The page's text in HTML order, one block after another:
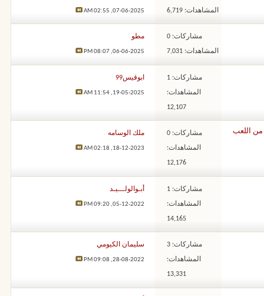
المشاهدات: 6,719 07-06-2025,
02:55 AM
مشاركات: 0
المشاهدات: 7,031
مطو
06-06-2025,
08:07 PM
مشاركات: 1
المشاهدات:
12,107
ابوقيس99
19-05-2025,
11:54 AM
من اللعب مشاركات: 0
المشاهدات:
12,176
ملك الوسامه
18-12-2023,
02:18 AM
مشاركات: 1
المشاهدات:
14,165
أبـوالولـــيـد
05-12-2022,
09:20 PM
مشاركات: 3
المشاهدات:
13,331
سليمان الكيومي
28-08-2022,
09:08 PM